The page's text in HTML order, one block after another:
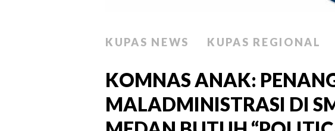
KUPAS NEWS KUPAS REGIONAL
KOMNAS ANAK:
MALADMINISTRASI DI